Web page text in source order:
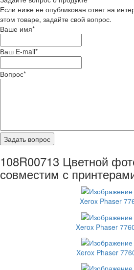
Если ниже не опубликован ответ на
этом товаре, задайте свой вопрос.
Ваше имя*
Ваш E-mail*
Вопрос*
108R00713 Цветной
совместим с
Xerox Phaser
Xerox Phaser
Xerox Phaser